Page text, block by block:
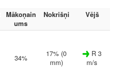
Mākoņain
ums
Nokrišņi Vējš
34%
17% (0
mm)
R 3
m/s